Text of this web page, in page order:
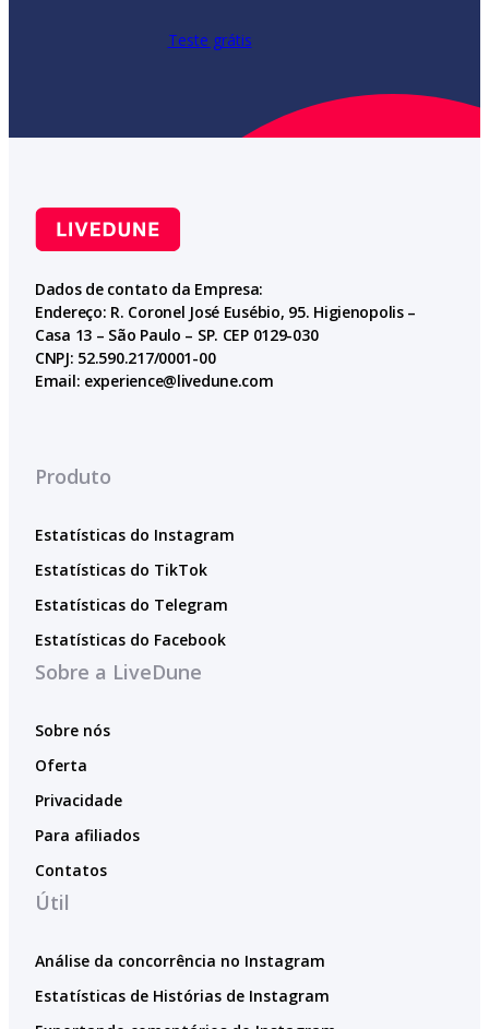
Teste grátis
Dados de contato da Empresa:
Endereço: R. Coronel José Eusébio, 95. Higienopolis –
Casa 13 – São Paulo – SP. CEP 0129-030
CNPJ: 52.590.217/0001-00
Email: experience@livedune.com
Produto
Estatísticas do Instagram
Estatísticas do TikTok
Estatísticas do Telegram
Estatísticas do Facebook
Sobre a LiveDune
Sobre nós
Oferta
Privacidade
Para afiliados
Contatos
Útil
Análise da concorrência no Instagram
Estatísticas de Histórias de Instagram